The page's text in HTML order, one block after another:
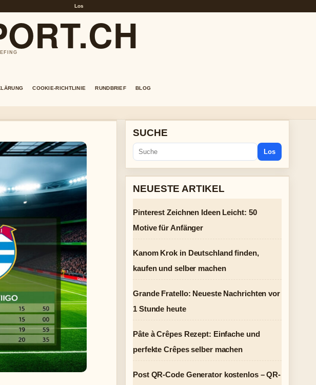
Los
COOKIE-RICHTLINIE RUNDBRIEF BLOG
SUCHE
Los
NEUESTE ARTIKEL
Pinterest Zeichnen Ideen Leicht: 50
Motive für Anfänger
Kanom Krok in Deutschland finden,
kaufen und selber machen
Grande Fratello: Neueste Nachrichten vor
1 Stunde heute
Pâte à Crêpes Rezept: Einfache und
perfekte Crêpes selber machen
Post QR-Code Generator kostenlos – QR-